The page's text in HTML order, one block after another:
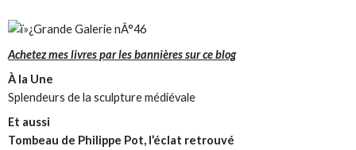
Achetez mes livres par les bannières sur ce blog
À la Une
Splendeurs de la sculpture médiévale
Et aussi
Tombeau de Philippe Pot, l’éclat retrouvé